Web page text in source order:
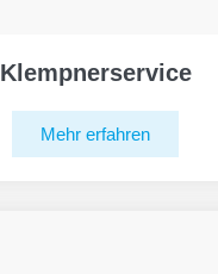
Klempnerservice
Mehr erfahren